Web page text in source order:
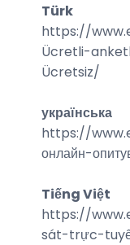
Türk
https://
Ücretli-
Ücretsiz/
українська
https://
онлайн-
Tiếng Việt
https://
sát-trực-